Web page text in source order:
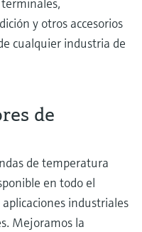
y otros accesorios
cualquier industria de
de
de temperatura
en todo el
industriales
Mejoramos la